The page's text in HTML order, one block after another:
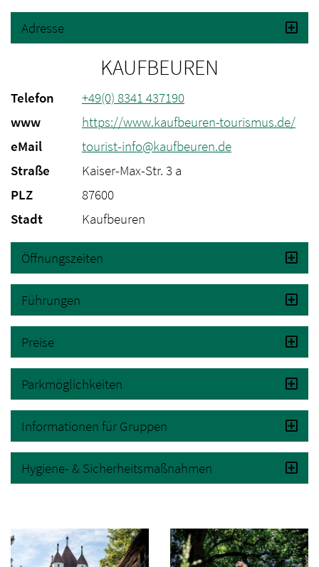
Adresse
KAUFBEUREN
Telefon
+49(0) 8341 437190
www
https://www.kaufbeuren-tourismus.de/
eMail
tourist-info@kaufbeuren.de
Straße
Kaiser-Max-Str. 3 a
PLZ
87600
Stadt
Kaufbeuren
Öffnungszeiten
Führungen
Preise
Parkmöglichkeiten
Informationen für Gruppen
Hygiene- & Sicherheitsmaßnahmen